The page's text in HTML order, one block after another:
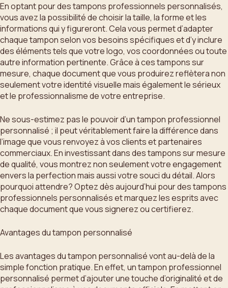
En optant pour des tampons professionnels personnalisés,
vous avez la possibilité de choisir la taille, la forme et les
informations qui y figureront. Cela vous permet d’adapter
chaque tampon selon vos besoins spécifiques et d’y inclure
des éléments tels que votre logo, vos coordonnées ou toute
autre information pertinente. Grâce à ces tampons sur
mesure, chaque document que vous produirez reflètera non
seulement votre identité visuelle mais également le sérieux
et le professionnalisme de votre entreprise.
Ne sous-estimez pas le pouvoir d’un tampon professionnel
personnalisé ; il peut véritablement faire la différence dans
l’image que vous renvoyez à vos clients et partenaires
commerciaux. En investissant dans des tampons sur mesure
de qualité, vous montrez non seulement votre engagement
envers la perfection mais aussi votre souci du détail. Alors
pourquoi attendre? Optez dès aujourd’hui pour des tampons
professionnels personnalisés et marquez les esprits avec
chaque document que vous signerez ou certifierez.
Avantages du tampon personnalisé
Les avantages du tampon personnalisé vont au-delà de la
simple fonction pratique. En effet, un tampon professionnel
personnalisé permet d’ajouter une touche d’originalité et de